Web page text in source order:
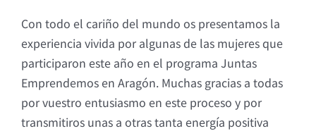
Con todo el cariño del mundo os presentamos la
experiencia vivida por algunas de las mujeres que
participaron este año en el programa Juntas
Emprendemos en Aragón. Muchas gracias a todas
por vuestro entusiasmo en este proceso y por
transmitiros unas a otras tanta energía positiva